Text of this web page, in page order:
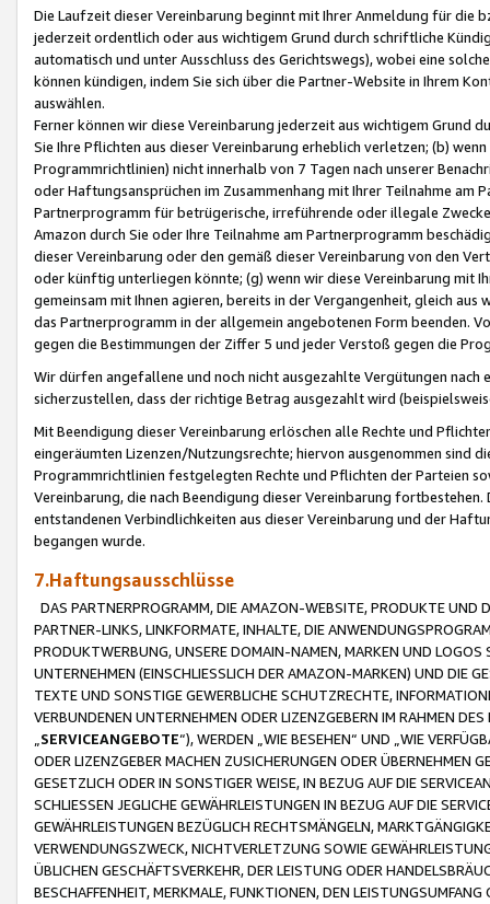
Die Laufzeit dieser Vereinbarung beginnt mit Ihrer Anmeldung für die
jederzeit ordentlich oder aus wichtigem Grund durch schriftliche
automatisch und unter Ausschluss des Gerichtswegs), wobei eine
können kündigen, indem Sie sich über die Partner-Website in Ihrem
auswählen.
Ferner können wir diese Vereinbarung jederzeit aus wichtigem Grund
Sie Ihre Pflichten aus dieser Vereinbarung erheblich verletzen; (b)
Programmrichtlinien) nicht innerhalb von 7 Tagen nach unserer
oder Haftungsansprüchen im Zusammenhang mit Ihrer Teilnahme am
Partnerprogramm für betrügerische, irreführende oder illegale
Amazon durch Sie oder Ihre Teilnahme am Partnerprogramm
dieser Vereinbarung oder den gemäß dieser Vereinbarung von den
oder künftig unterliegen könnte; (g) wenn wir diese Vereinbarung mit
gemeinsam mit Ihnen agieren, bereits in der Vergangenheit, gleich
das Partnerprogramm in der allgemein angebotenen Form beenden.
gegen die Bestimmungen der Ziffer 5 und jeder Verstoß gegen die
Wir dürfen angefallene und noch nicht ausgezahlte Vergütungen
sicherzustellen, dass der richtige Betrag ausgezahlt wird
Mit Beendigung dieser Vereinbarung erlöschen alle Rechte und
eingeräumten Lizenzen/Nutzungsrechte; hiervon ausgenommen sind
Programmrichtlinien festgelegten Rechte und Pflichten der Parteien
Vereinbarung, die nach Beendigung dieser Vereinbarung
entstandenen Verbindlichkeiten aus dieser Vereinbarung und der
begangen wurde.
7.Haftungsausschlüsse
DAS PARTNERPROGRAMM, DIE AMAZON-WEBSITE, PRODUKTE UND
PARTNER-LINKS, LINKFORMATE, INHALTE, DIE
PRODUKTWERBUNG, UNSERE DOMAIN-NAMEN, MARKEN UND
UNTERNEHMEN (EINSCHLIESSLICH DER AMAZON-MARKEN) UND DIE
TEXTE UND SONSTIGE GEWERBLICHE SCHUTZRECHTE,
VERBUNDENEN UNTERNEHMEN ODER LIZENZGEBERN IM RAHMEN
SERVICEANGEBOTE“), WERDEN „WIE BESEHEN“ UND „WIE
ODER LIZENZGEBER MACHEN ZUSICHERUNGEN ODER ÜBERNEHMEN
GESETZLICH ODER IN SONSTIGER WEISE, IN BEZUG AUF DIE
SCHLIESSEN JEGLICHE GEWÄHRLEISTUNGEN IN BEZUG AUF DIE
GEWÄHRLEISTUNGEN BEZÜGLICH RECHTSMÄNGELN,
VERWENDUNGSZWECK, NICHTVERLETZUNG SOWIE
ÜBLICHEN GESCHÄFTSVERKEHR, DER LEISTUNG ODER
BESCHAFFENHEIT, MERKMALE, FUNKTIONEN, DEN